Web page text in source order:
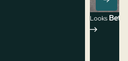
Looks